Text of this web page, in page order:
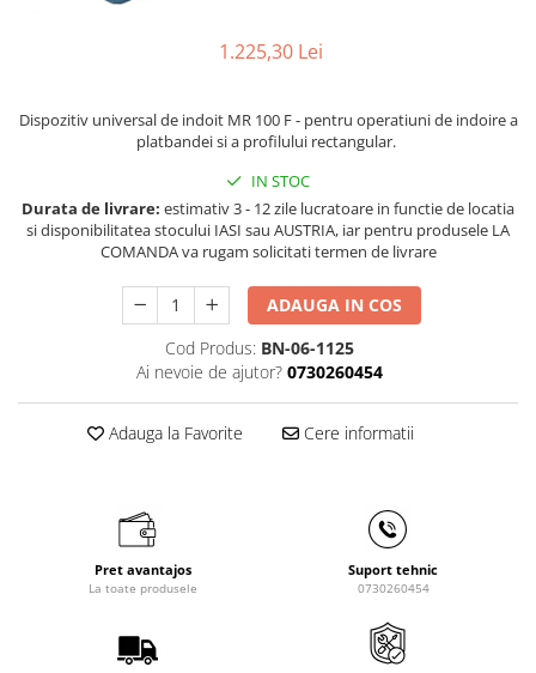
Masini de gaurit - Vario - cu masa
Masini de gaurit cu angrenaj, masa
si coloana
Masini de gaurit cu coloana
Masini de gaurit cu coloana si
curea de distributie
Masini de gaurit cu masa
Masini de gaurit cu freza
Masini de frezat universale
Centre de prelucrare verticale CNC
Masini de frezat multifunctionale
1.225,30 Lei
Dispozitiv universal de indoit MR 100 F - pentru operatiuni de indoire a
platbandei si a profilului rectangular.
IN STOC
Durata de livrare: estimativ 3 - 12 zile lucratoare in functie de locatia
si disponibilitatea stocului IASI sau AUSTRIA, iar pentru produsele LA
COMANDA va rugam solicitati termen de livrare
ADAUGA IN COS
Cod Produs: BN-06-1125
Ai nevoie de ajutor? 0730260454
Adauga la Favorite Cere informatii
Pret avantajos
La toate produsele
Suport tehnic
0730260454